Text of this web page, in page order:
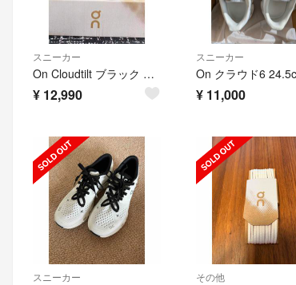
スニーカー
On Cloudtilt ブラック スニーカ -25cm
¥ 12,990
スニーカー
¥ 11,000
スニーカー その他